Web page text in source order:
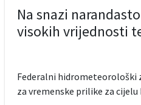
Na snazi
visokih vrijednosti
Federalni hidrometeorološki
za vremenske prilike za cijelu